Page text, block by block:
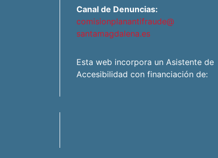
Canal de Denuncias:
comisionplanantifraude@
santamagdalena.es
Esta web incorpora un Asistente de
Accesibilidad con financiación de: